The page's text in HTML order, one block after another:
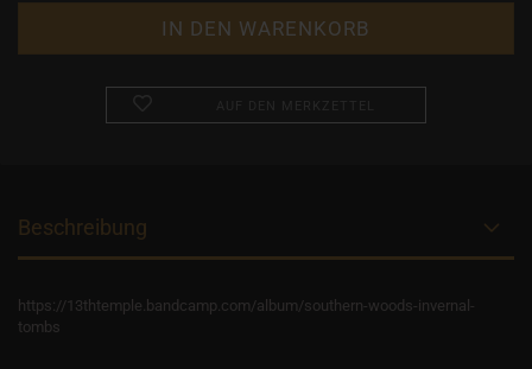
Beschreibung
https://13thtemple.bandcamp.com/album/southern-woods-invernal-
tombs